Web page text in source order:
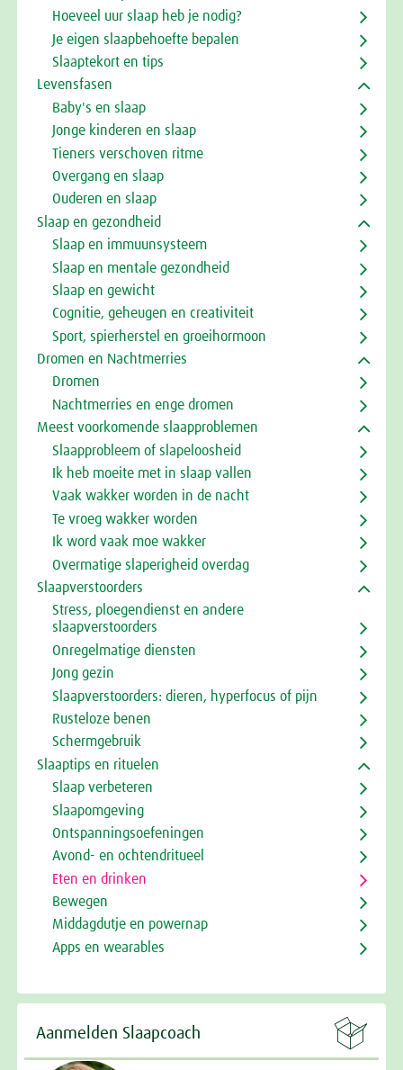
Hoeveel uur slaap heb je nodig?
Je eigen slaapbehoefte bepalen
Slaaptekort en tips
Levensfasen
Baby's en slaap
Jonge kinderen en slaap
Tieners verschoven ritme
Overgang en slaap
Ouderen en slaap
Slaap en gezondheid
Slaap en immuunsysteem
Slaap en mentale gezondheid
Slaap en gewicht
Cognitie, geheugen en creativiteit
Sport, spierherstel en groeihormoon
Dromen en Nachtmerries
Dromen
Nachtmerries en enge dromen
Meest voorkomende slaapproblemen
Slaapprobleem of slapeloosheid
Ik heb moeite met in slaap vallen
Vaak wakker worden in de nacht
Te vroeg wakker worden
Ik word vaak moe wakker
Overmatige slaperigheid overdag
Slaapverstoorders
Stress, ploegendienst en andere
slaapverstoorders
Onregelmatige diensten
Jong gezin
Slaapverstoorders: dieren, hyperfocus of pijn
Rusteloze benen
Schermgebruik
Slaaptips en rituelen
Slaap verbeteren
Slaapomgeving
Ontspanningsoefeningen
Avond- en ochtendritueel
Eten en drinken
Bewegen
Middagdutje en powernap
Apps en wearables

Aanmelden Slaapcoach